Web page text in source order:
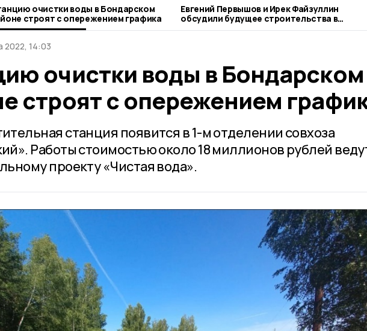
очистки воды в Бондарском
строят с опережением графика
Евгений Первышов и Ирек Файзуллин
обсудили будущее строительства в
Тамбовской области
2022, 14:03
очистки воды в Бондарском
строят с опережением
станция появится в 1-м отделении совхоза
Работы стоимостью около 18 миллионов рублей
проекту «Чистая вода».